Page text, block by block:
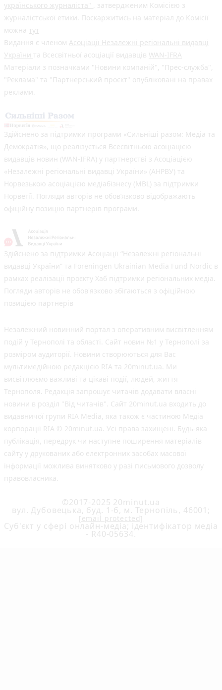
українського журналіста" , затвердженим Комісією з
журналістської етики. Поскаржитись на матеріал до Комісії
можна тут
Видання є членом Асоціації Незалежні регіональні видавці
України та Всесвітньої асоціації видавців WAN-IFRA
Матеріали з позначками "Новини компаній", "Прес-служба",
"Реклама" та "Партнерський проєкт" опубліковані на правах
реклами.
Здійснено за підтримки програми «Сильніші разом: Медіа та
Демократія», що реалізується Всесвітньою асоціацією
видавців новин (WAN-IFRA) у партнерстві з Асоціацією
«Незалежні регіональні видавці України» (АНРВУ) та
Норвезькою асоціацією медіабізнесу (MBL) за підтримки
Норвегії. Погляди авторів не обов’язково відображають
офіційну позицію партнерів програми.
Здійснено за підтримки Асоціації “Незалежні регіональні
видавці України” та Foreningen Ukrainian Media Fund Nordic в
рамках реалізації проєкту Хаб підтримки регіональних медіа.
Погляди авторів не обов'язково збігаються з офіційною
позицією партнерів
Незалежний новинний портал з оперативним висвітленням
подій у Тернополі та області. Сайт новин №1 у Тернополі за
розміром аудиторії. Новини створюються для Вас
мультимедійною редакцією RIA та 20minut.ua. Ми
висвітлюємо важливі та цікаві події, людей, життя
Тернополя. Редакція запрошує читачів додавати власні
новини в розділ "Від читачів". Сайт 20minut.ua входить до
видавничої групи RIA Media, яка також є частиною Медіа
корпорації RIA © 20minut.ua. Усі права захищені. Будь-яка
публiкацiя, передрук чи наступне поширення матеріалів
сайту у друкованих або електронних засобах масової
інформації можлива винятково у разі письмового дозволу
правовласника.
©2017-2025 20minut.ua
вул. Дубовецька, буд. 1-б, м. Тернопіль, 46001;
[email protected]
Cуб'єкт у сфері онлайн-медіа; ідентифікатор медіа
- R40-05634.